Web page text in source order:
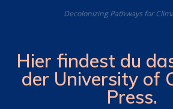
Decolonizing Pathways for
Hier findest du
der University of
Press.